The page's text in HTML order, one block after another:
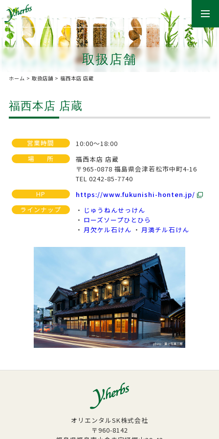
取扱店舗
ホーム > 取扱店舗 > 福西本店 店蔵
福西本店 店蔵
営業時間
10:00～18:00
場
所
福西本店 店蔵
〒965-0878 福島県会津若松市中町4-16
TEL 0242-85-7740
HP
https://www.fukunishi-honten.jp/
ラインナップ
じゅうねんせっけん
ローズソープひとひら
月欠ケル石けん
月満チル石けん
オリエンタルSK株式会社
〒960-8142